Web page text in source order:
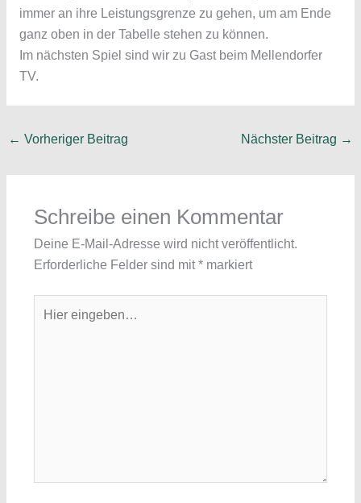
immer an ihre Leistungsgrenze zu gehen, um am Ende
ganz oben in der Tabelle stehen zu können.
Im nächsten Spiel sind wir zu Gast beim Mellendorfer
TV.
← Vorheriger Beitrag Nächster Beitrag →
Schreibe einen Kommentar
Deine E-Mail-Adresse wird nicht veröffentlicht.
Erforderliche Felder sind mit*markiert
eingeben…